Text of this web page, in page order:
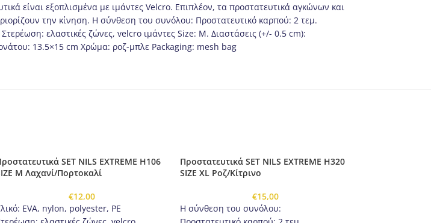
είναι εξοπλισμένα με ιμάντες Velcro. Επιπλέον, τα προστατευτικά αγκώνων και
την κίνηση. Η σύνθεση του συνόλου: Προστατευτικό καρπού: 2 τεμ.
ελαστικές ζώνες, velcro ιμάντες Size: Μ. Διαστάσεις (+/- 0.5 cm):
13.5×15 cm Χρώμα: ροζ-μπλε Packaging: mesh bag
SET NILS EXTREME H106
M Λαχανί/Πορτοκαλί
€12,00
EVA, nylon, polyester, PE
Προστατευτικά SET NILS EXTREME H320
SIZE XL Ροζ/Κίτρινο
€15,00
Η σύνθεση του συνόλου: